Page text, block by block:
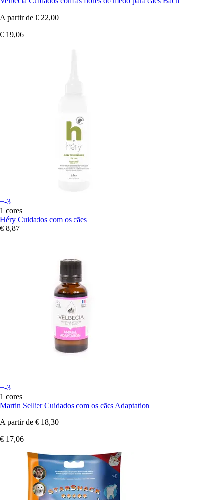
A partir de € 22,00
€ 19,06
+-3
1 cores
Héry Cuidados com os cães
€ 8,87
+-3
1 cores
Martin Sellier Cuidados com os cães Adaptation
A partir de € 18,30
€ 17,06